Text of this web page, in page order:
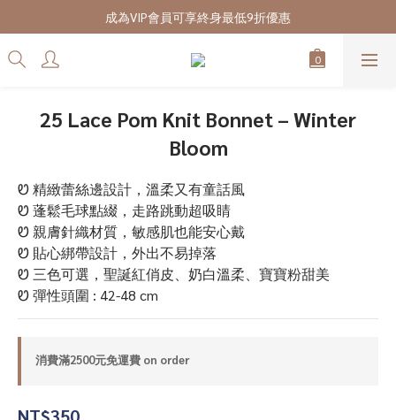
7/28-8/20 CUBi 收藏季全館買二送一
成為VIP會員可享終身最低9折優惠
7/28-8/20 CUBi 收藏季全館買二送一
25 Lace Pom Knit Bonnet – Winter
Bloom
Ꮼ 精緻蕾絲邊設計，溫柔又有童話風
Ꮼ 蓬鬆毛球點綴，走路跳動超吸睛
Ꮼ 親膚針織材質，敏感肌也能安心戴
Ꮼ 貼心綁帶設計，外出不易掉落
Ꮼ 三色可選，聖誕紅俏皮、奶白溫柔、寶寶粉甜美
Ꮼ 彈性頭圍 : 42-48 cm
消費滿2500元免運費 on order